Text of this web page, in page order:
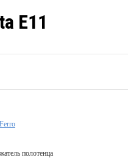
E11
Ferro
полотенца